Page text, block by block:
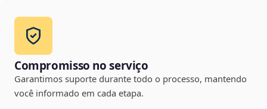
Compromisso no serviço
Garantimos suporte durante todo o processo, mantendo
você informado em cada etapa.